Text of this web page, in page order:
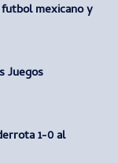
mexicano y
Juegos
1-0 al